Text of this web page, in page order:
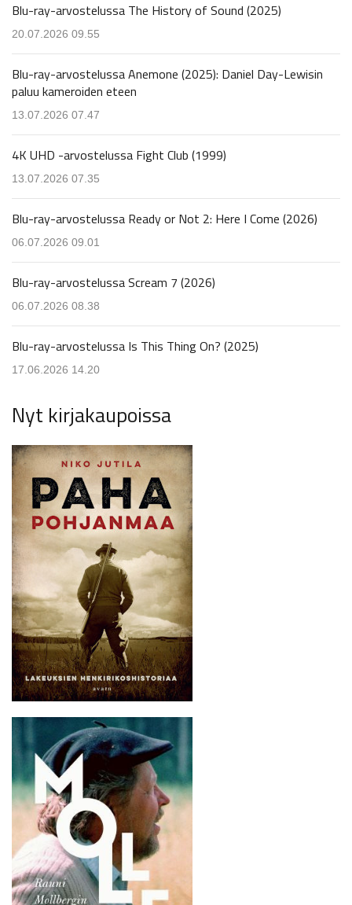
Blu-ray-arvostelussa The History of Sound (2025)
20.07.2026 09.55
Blu-ray-arvostelussa Anemone (2025): Daniel Day-Lewisin
paluu kameroiden eteen
13.07.2026 07.47
4K UHD -arvostelussa Fight Club (1999)
13.07.2026 07.35
Blu-ray-arvostelussa Ready or Not 2: Here I Come (2026)
06.07.2026 09.01
Blu-ray-arvostelussa Scream 7 (2026)
06.07.2026 08.38
Blu-ray-arvostelussa Is This Thing On? (2025)
17.06.2026 14.20
Nyt kirjakaupoissa